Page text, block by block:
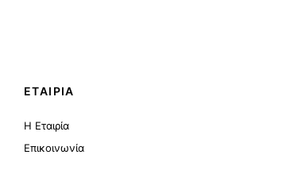
ΕΤΑΙΡΙΑ
Η Εταιρία
Επικοινωνία